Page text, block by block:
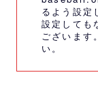
るよう設定
設定しても
ございます
い。